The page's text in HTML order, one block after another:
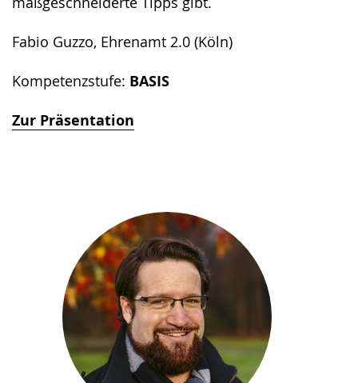
Fabio Guzzo, Ehrenamt 2.0 (Köln)
Kompetenzstufe: BASIS
Zur Präsentation